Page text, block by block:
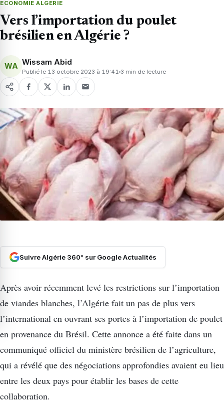
ECONOMIE ALGERIE
Vers l’importation du poulet
brésilien en Algérie ?
WA Wissam Abid
Publié le 13 octobre 2023 à 19:41 3 min de lecture
Suivre Algérie 360° sur Google Actualités
Après avoir récemment levé les restrictions sur l’importation
de viandes blanches, l’Algérie fait un pas de plus vers
l’international en ouvrant ses portes à l’importation de poulet
en provenance du Brésil. Cette annonce a été faite dans un
communiqué officiel du ministère brésilien de l’agriculture,
qui a révélé que des négociations approfondies avaient eu lieu
entre les deux pays pour établir les bases de cette
collaboration.